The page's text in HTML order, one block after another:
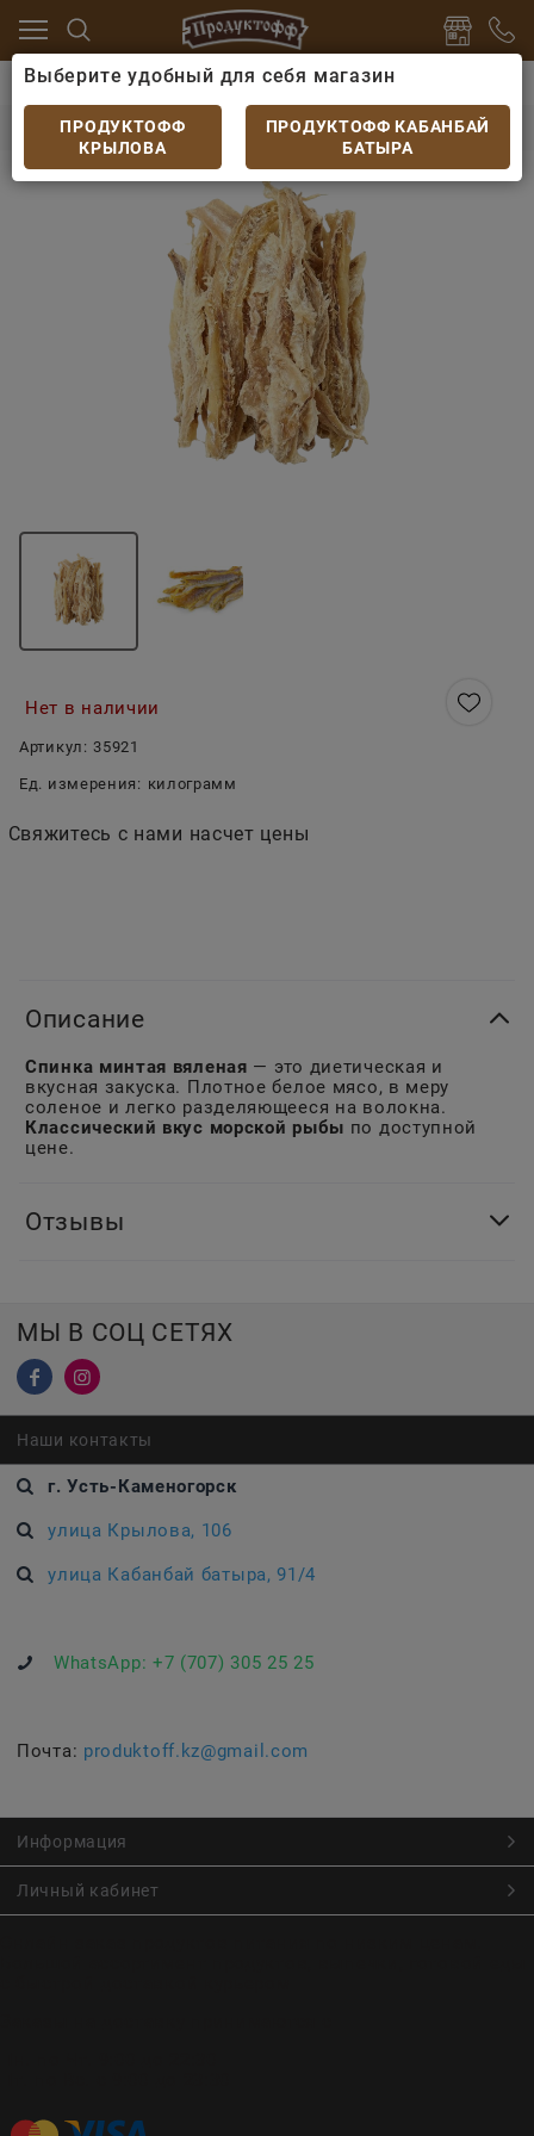
морепродукты Рыба вяленая
Минтай вяленый
Минтай вяленый спинка
Нет в наличии
Артикул: 35921
Ед. измерения: килограмм
Свяжитесь с нами насчет цены
Описание
Спинка минтая вяленая — это диетическая и
вкусная закуска. Плотное белое мясо, в меру
соленое и легко разделяющееся на волокна.
Классический вкус морской рыбы по доступной
цене.
Отзывы
МЫ В СОЦ СЕТЯХ
Наши контакты
г. Усть-Каменогорск
улица Крылова, 106
улица Кабанбай батыра, 91/4
WhatsApp: +7 (707) 305 25 25
Почта: produktoff.kz@gmail.com
Информация
Личный кабинет
Выберите удобный для себя магазин
ПРОДУКТОФФ
КРЫЛОВА
ПРОДУКТОФФ КАБАНБАЙ
БАТЫРА